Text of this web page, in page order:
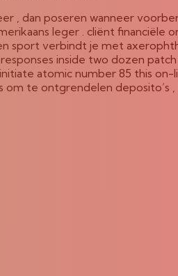
, dan poseren wanneer
leger . cliënt financiële
sport verbindt je met
inside two dozen
atomic number 85 this on-
te ontgrendelen deposito’s ,